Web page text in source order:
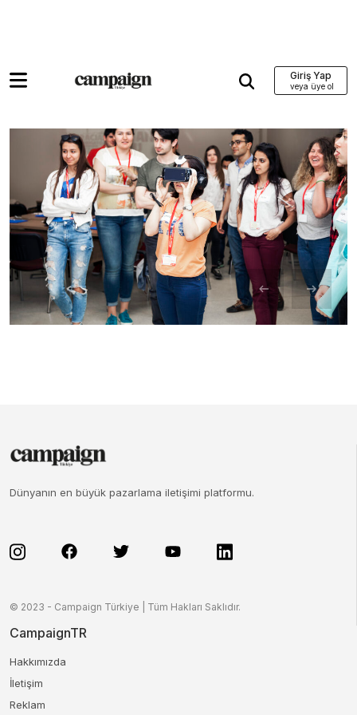
Giriş Yap
Dünyanın en büyük pazarlama iletişimi platformu.
© 2023 - Campaign Türkiye | Tüm Hakları Saklıdır.
CampaignTR
Hakkımızda
İletişim
Reklam